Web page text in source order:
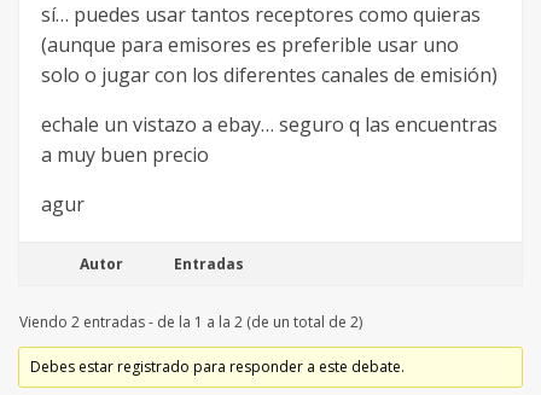
sí… puedes usar tantos receptores como quieras
(aunque para emisores es preferible usar uno
solo o jugar con los diferentes canales de emisión)
echale un vistazo a ebay… seguro q las encuentras
a muy buen precio
agur
Autor Entradas
Viendo 2 entradas - de la 1 a la 2 (de un total de 2)
Debes estar registrado para responder a este debate.